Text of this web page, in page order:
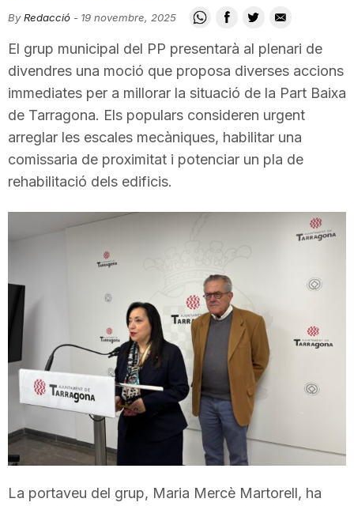
i
u
a
T
By Redacció - 19 novembre, 2025
El grup municipal del PP presentarà al plenari de
divendres una moció que proposa diverses accions
immediates per a millorar la situació de la Part Baixa
de Tarragona. Els populars consideren urgent
arreglar les escales mecàniques, habilitar una
comissaria de proximitat i potenciar un pla de
rehabilitació dels edificis.
La portaveu del grup, Maria Mercè Martorell, ha